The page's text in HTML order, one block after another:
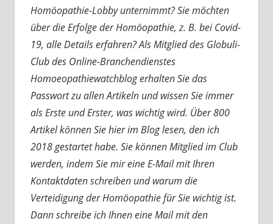
Homöopathie-Lobby unternimmt? Sie möchten
über die Erfolge der Homöopathie, z. B. bei Covid-
19, alle Details erfahren? Als Mitglied des Globuli-
Club des Online-Branchendienstes
Homoeopathiewatchblog erhalten Sie das
Passwort zu allen Artikeln und wissen Sie immer
als Erste und Erster, was wichtig wird. Über 800
Artikel können Sie hier im Blog lesen, den ich
2018 gestartet habe. Sie können Mitglied im Club
werden, indem Sie mir eine E-Mail mit Ihren
Kontaktdaten schreiben und warum die
Verteidigung der Homöopathie für Sie wichtig ist.
Dann schreibe ich Ihnen eine Mail mit den